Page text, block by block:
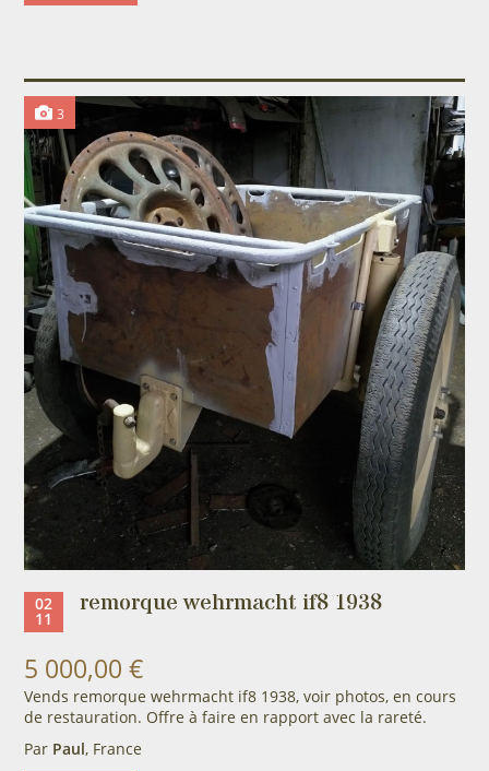
3
02
11 remorque wehrmacht if8 1938
5 000,00 €
Vends remorque wehrmacht if8 1938, voir photos, en cours
de restauration. Offre à faire en rapport avec la rareté.
Par Paul, France